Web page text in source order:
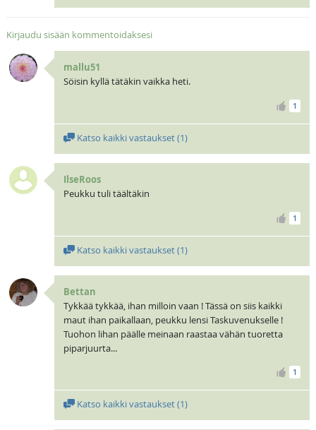
Kirjaudu sisään kommentoidaksesi
mallu51
Söisin kyllä tätäkin vaikka heti.
1
Katso kaikki vastaukset (1)
IlseRoos
Peukku tuli täältäkin
1
Katso kaikki vastaukset (1)
Bettan
Tykkää tykkää, ihan milloin vaan ! Tässä on siis kaikki
maut ihan paikallaan, peukku lensi Taskuvenukselle !
Tuohon lihan päälle meinaan raastaa vähän tuoretta
piparjuurta...
1
Katso kaikki vastaukset (1)